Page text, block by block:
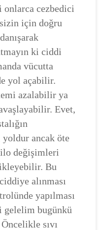
cezbedici
için doğru
ki ciddi
vücutta
yol açabilir.
azalabilir ya
Evet,
ancak öte
değişimleri
Bu
alınması
yapılması
gelelim bugünkü
sıvı